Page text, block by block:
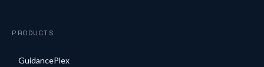
PRODUCTS
GuidancePlex